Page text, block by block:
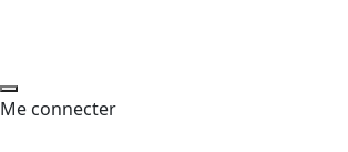
Me connecter